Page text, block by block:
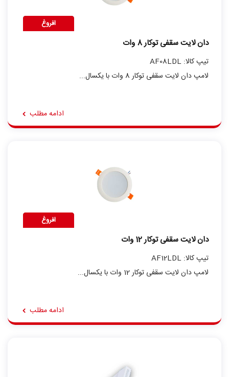
افروغ
دان لایت سقفی توکار 8 وات
تیپ کالا: AF08LDL
لامپ دان لایت سقفی توکار 8 وات با یکسال...
ادامه مطلب
افروغ
دان لایت سقفی توکار 12 وات
تیپ کالا: AF12LDL
لامپ دان لایت سقفی توکار 12 وات با یکسال...
ادامه مطلب